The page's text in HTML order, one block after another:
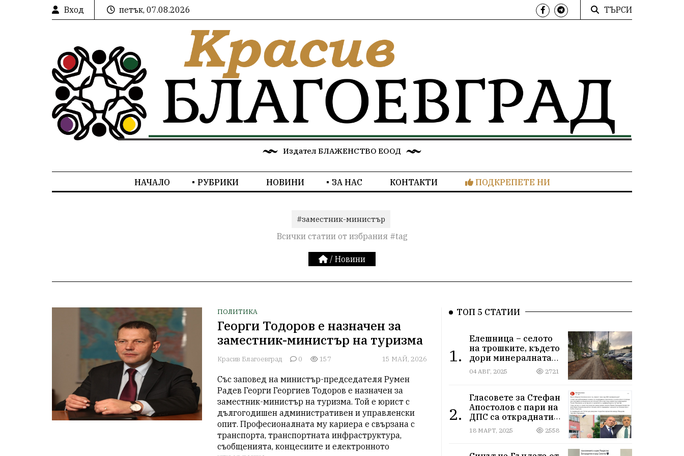
Вход петък, 07.08.2026 ТЪРСИ
Издател БЛАЖЕНСТВО ЕООД
НАЧАЛО РУБРИКИ НОВИНИ ЗА НАС КОНТАКТИ ПОДКРЕПЕТЕ НИ
#заместник-министър
Всички статии от избрания #tag
/ Новини
ПОЛИТИКА
Георги Тодоров е назначен за
заместник-министър на туризма
Красив Благоевград 0 157 15 МАЙ, 2026
Със заповед на министър-председателя Румен
Радев Георги Георгиев Тодоров е назначен за
заместник-министър на туризма. Той е юрист с
дългогодишен административен и управленски
опит. Професионалната му кариера е свързана с
транспорта, транспортната инфраструктура,
съобщенията, концесиите и електронното
ТОП 5 СТАТИИ
1.
Елешница – селото
на трошките, където
дори минералната
вода не може да
измие срама
04 АВГ, 2025 2721
2.
Гласовете за Стефан
Апостолов с пари на
ДПС са откраднати
от Иван Герчев,
медия бухалка го
18 МАРТ, 2025 2558